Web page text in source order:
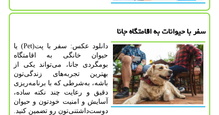
سفر با حیوانات به اقامتگاه جانا
دانلود عکس: سفر با پت(Pet) یا
حیوان خانگی به اقامتگاه
بومگردی جانا، می‌تواند یکی از
بهترین تجربه‌های زندگی‌تون
باشه، به‌شرطی که با برنامه‌ریزی
دقیق و رعایت چند نکته ساده،
آسایش و امنیت خودتون و حیوان
دوست‌داشتنی‌تون رو تضمین کنید.